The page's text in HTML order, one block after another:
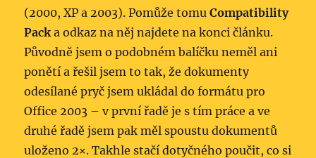
(2000, XP a 2003). Pomůže tomuCompatibility
Pack a odkaz na něj najdete na konci článku.
Původně jsem o podobném balíčku neměl ani
ponětí a řešil jsem to tak, že dokumenty
odesílané pryč jsem ukládal do formátu pro
Office 2003 – v první řadě je s tím práce a ve
druhé řadě jsem pak měl spoustu dokumentů
uloženo 2×. Takhle stačí dotyčného poučit, co si